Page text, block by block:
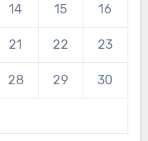
14 15 16
21 22 23
28 29 30